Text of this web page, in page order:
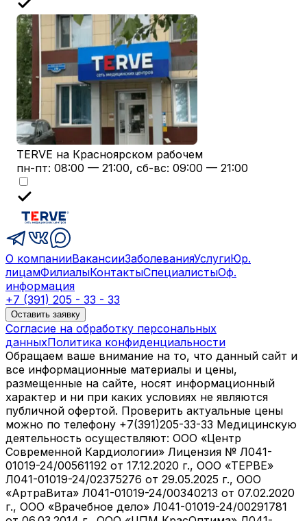
TERVE на Красноярском рабочем
пн-пт: 08:00 — 21:00, сб-вс: 09:00 — 21:00
О компанииВакансииЗаболеванияУслугиЮр.
лицамФилиалыКонтактыСпециалистыОф.
информация
+7 (391) 205 - 33 - 33
Оставить заявку
Согласие на обработку персональных
данныхПолитика конфиденциальности
Обращаем ваше внимание на то, что данный сайт и
все информационные материалы и цены,
размещенные на сайте, носят информационный
характер и ни при каких условиях не являются
публичной офертой. Проверить актуальные цены
можно по телефону +7(391)205-33-33 Медицинскую
деятельность осуществляют: ООО «Центр
Современной Кардиологии» Лицензия № Л041-
01019-24/00561192 от 17.12.2020 г., ООО «ТЕРВЕ»
Л041-01019-24/02375276 от 29.05.2025 г., ООО
«АртраВита» Л041-01019-24/00340213 от 07.02.2020
г., ООО «Врачебное дело» Л041-01019-24/00291781